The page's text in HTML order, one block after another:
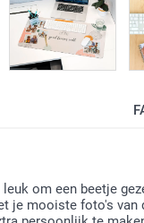
om een beetje
je mooiste foto's van